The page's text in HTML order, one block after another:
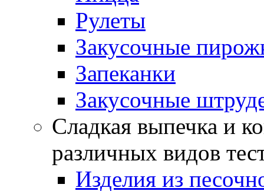
Рулеты
Закусочные
Запеканки
Закусочные
Сладкая выпечка и
различных видов
Изделия из